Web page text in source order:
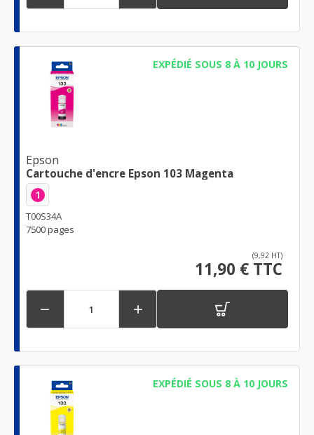
EXPÉDIÉ SOUS 8 À 10 JOURS
Epson
Cartouche d'encre Epson 103 Magenta
1
T00S34A
7500 pages
(9,92 HT)
11,90 € TTC
 
EXPÉDIÉ SOUS 8 À 10 JOURS